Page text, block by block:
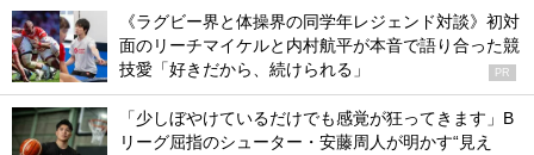
《ラグビー界と体操界の同学年レジェンド対談》初対
面のリーチマイケルと内村航平が本音で語り合った競
技愛「好きだから、続けられる」
PR
「少しぼやけているだけでも感覚が狂ってきます」B
リーグ屈指のシューター・安藤周人が明かす“見え